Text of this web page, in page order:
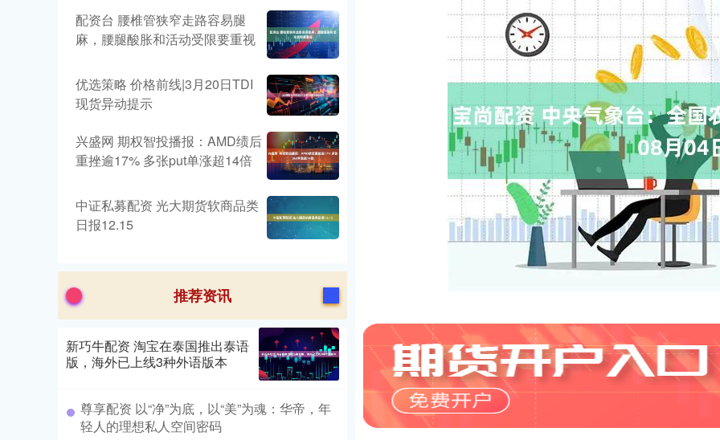
配资台 腰椎管狭窄走路容易腿
麻，腰腿酸胀和活动受限要重视
优选策略 价格前线|3月20日TDI
现货异动提示
兴盛网 期权智投播报：AMD绩后
重挫逾17% 多张put单涨超14倍
中证私募配资 光大期货软商品类
日报12.15
推荐资讯
新巧牛配资 淘宝在泰国推出泰语
版，海外已上线3种外语版本
尊享配资 以“净”为底，以“美”为魂：华帝，年
轻人的理想私人空间密码